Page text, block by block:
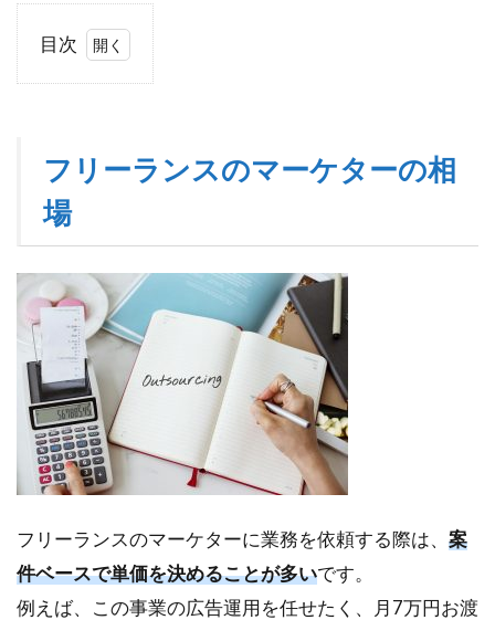
目次
ラ
ン
ス
の
ー
ケ
タ
ー
の
相
場
2
マ
ケ
タ
ー
を
フリーランスのマーケターの相
場
フリーランスのマーケターに業務を依頼する際は、 案
件ベースで単価を決めることが多いです。
例えば、この事業の広告運用を任せたく、月7万円お渡